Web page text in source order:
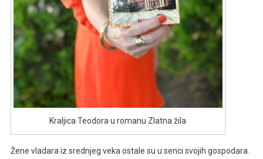
Kraljica Teodora u romanu Zlatna žila
Žene vladara iz srednjeg veka ostale su u senci svojih gospodara.